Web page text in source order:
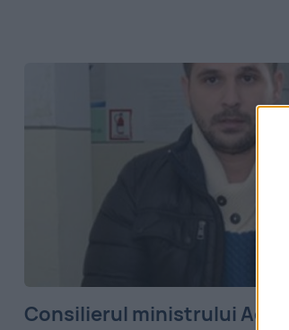
Consilierul ministrului